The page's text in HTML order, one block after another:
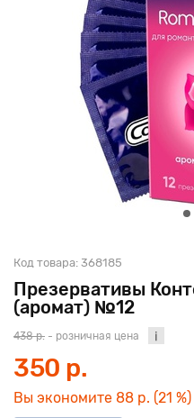
Презервативы
(аромат) №12
Код товара: 368185
438 р. - розничная цена
350 р.
Вы экономите 88 р. (21 %)